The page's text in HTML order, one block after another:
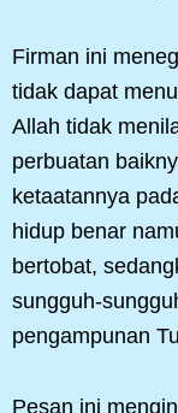
Firman ini
tidak dapat
Allah tidak
perbuatan
ketaatannya
hidup benar
bertobat,
sungguh-
pengampunan
Pesan ini